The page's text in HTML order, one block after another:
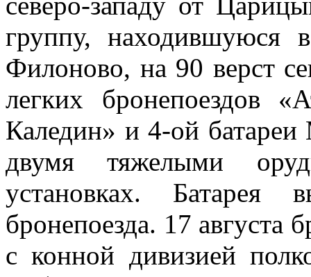
группу, находившуюся
Филоново, на 90 верст
легких бронепоездов
Каледин» и 4-ой
двумя тяжелыми
установках. Батарея
бронепоезда. 17 августа
с конной дивизией